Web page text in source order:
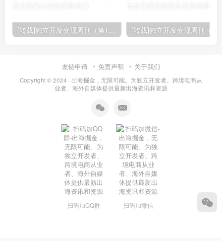
友链申请 免责声明 关于我们
Copyright © 2024 · 出海掘金，无限可能。为独立开发者、跨境电商从
业者、海外自媒体提供最新出海资讯和资源
扫码加QQ群 扫码加微信